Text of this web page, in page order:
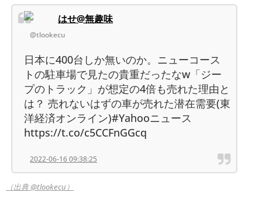
はせ@無趣味
@tlookecu
日本に400台しか無いのか。ニューコース
トの駐車場で見たの貴重だったなw「ジー
プのトラック」が想定の4倍も売れた理由と
は？ 売れないはずの車が売れた潜在需要(東
洋経済オンライン)#Yahooニュース
https://t.co/c5CCFnGGcq
2022-06-16 09:38:25
（出典 @tlookecu）